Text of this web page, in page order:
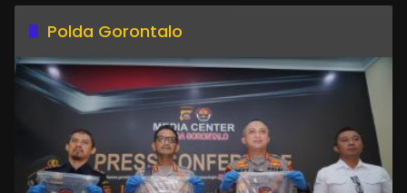
Polda Gorontalo